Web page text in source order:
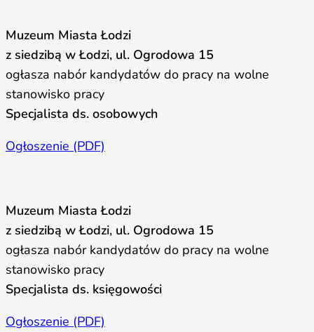
Muzeum Miasta Łodzi
z siedzibą w Łodzi, ul. Ogrodowa 15
ogłasza nabór kandydatów do pracy na wolne
stanowisko pracy
Specjalista ds. osobowych
Ogłoszenie (PDF)
Muzeum Miasta Łodzi
z siedzibą w Łodzi, ul. Ogrodowa 15
ogłasza nabór kandydatów do pracy na wolne
stanowisko pracy
Specjalista ds. księgowości
Ogłoszenie (PDF)